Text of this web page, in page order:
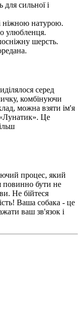
для сильної і
ніжною натурою.
улюбленця.
шерсть.
серед
комбінуючи
можна взяти ім'я
Це
процес, який
повинно бути не
Не бійтеся
Ваша собака - це
ваш зв'язок і